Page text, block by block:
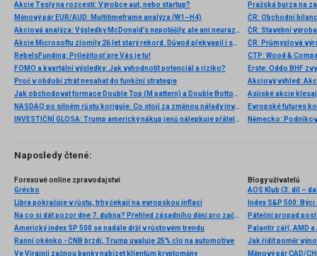
Akcie Tesly na rozcestí: Výrobce aut, nebo startup?
Měnový pár EUR/AUD: Multitimeframe analýza (W1–H4)
Akciová analýza: Výsledky McDonald’s nepotěšily, ale ani neurazily. Jakou vizi společnost prezentovala?
Akcie Microsoftu zlomily 26 let starý rekord. Důvod překvapil i samotné investory
RebelsFunding: Príležitosť pre Vás je tu!
FOMO a kvartální výsledky: Jak vyhodnotit potenciál a riziko?
Proč v období ztrát nesahat do funkční strategie
Jak obchodovat formace Double Top (M pattern) a Double Bottom (W pattern)
NASDAQ po silném růstu koriguje. Co stojí za změnou nálady investorů?
INVESTIČNÍ GLOSA: Trump americký nákup jenů nálepkuje přátelstvím. Pravda je jinde
Pražská burza na
ČR: Stavební
Evropské futures
Naposledy čtené:
Forexové online zpravodajství
Grécko
Libra pokračuje v růstu, trhy čekají na evropskou inflaci
Na co si dát pozor dne 7. dubna? Přehled zásadního dění pro začátečníky
Americký index SP 500 se nadále drží v růstovém trendu
Ranní okénko - ČNB brzdí, Trump uvaluje 25% clo na automotive
Ve Virginii začnou banky nabízet klientům kryptoměny
Blogy uživatelů
AOS Klub (3. díl –
Index S&P 500:
Páteční propad
Jak řídit poměr
Měnový pár CAD/